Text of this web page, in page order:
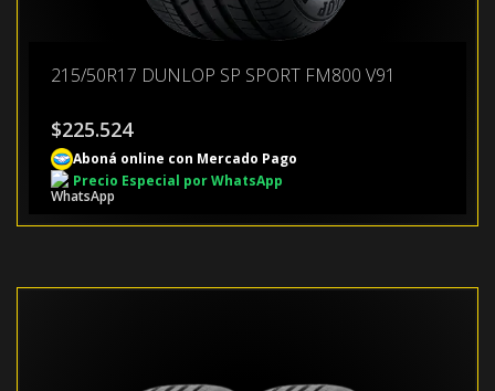
215/50R17 DUNLOP SP SPORT FM800 V91
$225.524
Aboná online con Mercado Pago
Precio Especial por WhatsApp